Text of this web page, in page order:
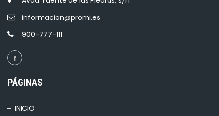
informacion@promi.es
900-777-111
PÁGINAS
INICIO